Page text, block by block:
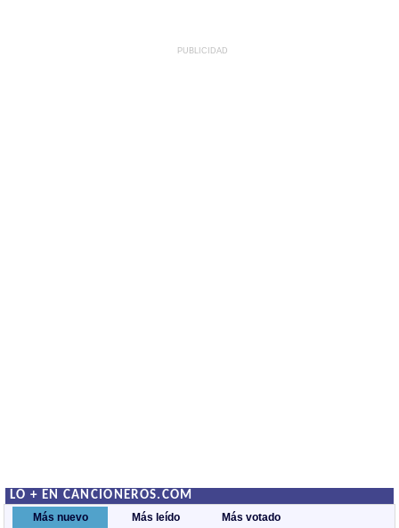
PUBLICIDAD
LO + EN CANCIONEROS.COM
Más nuevo Más leído Más votado